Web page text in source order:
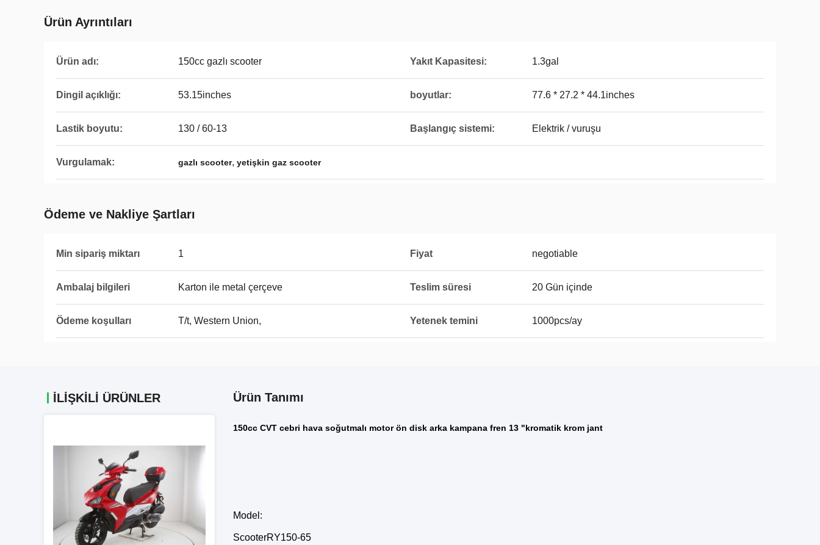
Ürün Ayrıntıları
Ürün adı: 150cc gazlı scooter Yakıt Kapasitesi: 1.3gal
Dingil açıklığı: 53.15inches boyutlar: 77.6 * 27.2 * 44.1inches
Lastik boyutu: 130 / 60-13 Başlangıç ​​sistemi: Elektrik / vuruşu
Vurgulamak: gazlı scooter, yetişkin gaz scooter
Ödeme ve Nakliye Şartları
Min sipariş miktarı 1 Fiyat negotiable
Ambalaj bilgileri Karton ile metal çerçeve Teslim süresi 20 Gün içinde
Ödeme koşulları T/t, Western Union, Yetenek temini 1000pcs/ay
İLIŞKILI ÜRÜNLER Ürün Tanımı
150cc CVT cebri hava soğutmalı motor ön disk arka kampana fren 13 "kromatik krom jant
Model:
ScooterRY150-65